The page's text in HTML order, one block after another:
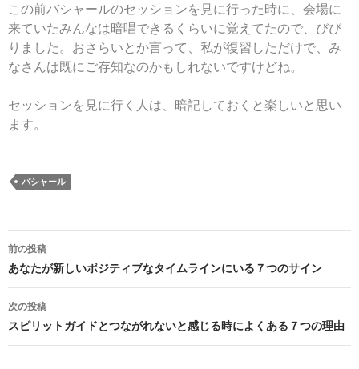
この前バシャールのセッションを見に行った時に、会場に
来ていたみんなは暗唱できるくらいに覚えてたので、びび
りました。おさらいとか言って、私が復習しただけで、み
なさんは既にご存知なのかもしれないですけどね。
セッションを見に行く人は、暗記しておくと楽しいと思い
ます。
バシャール
投
稿
ナ
ビ
ゲ
前の投稿
あなたが新しいポジティブなタイムラインにいる７つのサイン
次の投稿
スピリットガイドとつながれないと感じる時によくある７つの理由